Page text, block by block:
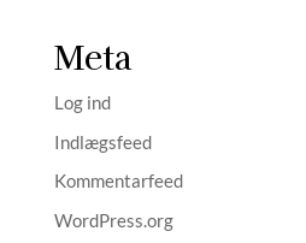
Meta
Log ind
Indlægsfeed
Kommentarfeed
WordPress.org